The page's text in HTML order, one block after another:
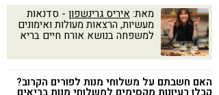
ניקוי רעלים
מזונות על
ילדים
תזונה וספורט
רגישות לגלוטן
טעים להכיר
מאת: איריס גרינשפון - סדנאות
מעשיות, הרצאות מעולות ואימונים
למשפחה בנושא אורח חיים בריא
האם חשבתם על משלוחי מנות לפורים הקרוב?